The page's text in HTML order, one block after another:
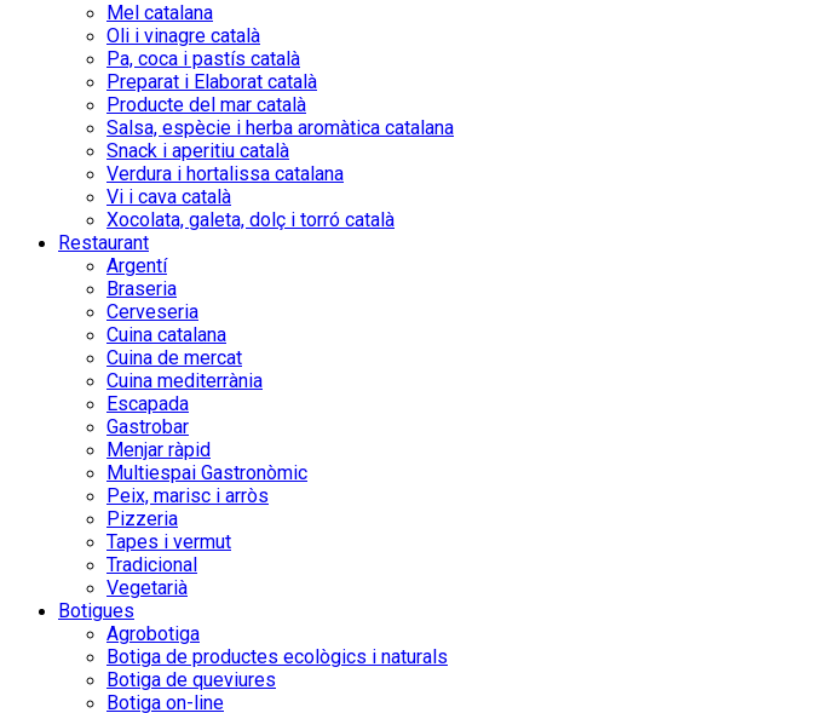
Mel catalana
Oli i vinagre català
Pa, coca i pastís català
Preparat i Elaborat català
Producte del mar català
Salsa, espècie i herba aromàtica catalana
Snack i aperitiu català
Verdura i hortalissa catalana
Vi i cava català
Xocolata, galeta, dolç i torró català
Restaurant
Argentí
Braseria
Cerveseria
Cuina catalana
Cuina de mercat
Cuina mediterrània
Escapada
Gastrobar
Menjar ràpid
Multiespai Gastronòmic
Peix, marisc i arròs
Pizzeria
Tapes i vermut
Tradicional
Vegetarià
Botigues
Agrobotiga
Botiga de productes ecològics i naturals
Botiga de queviures
Botiga on-line